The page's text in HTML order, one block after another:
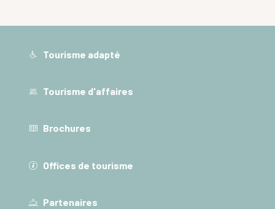
Tourisme adapté
Tourisme d'affaires
Brochures
Offices de tourisme
Partenaires